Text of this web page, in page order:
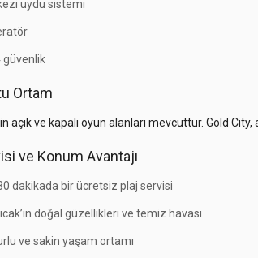
uydu sistemi
güvenlik
Ortam
açık ve kapalı oyun alanları mevcuttur. Gold
ve Konum Avantajı
dakikada bir ücretsiz plaj servisi
doğal güzellikleri ve temiz havası
ve sakin yaşam ortamı